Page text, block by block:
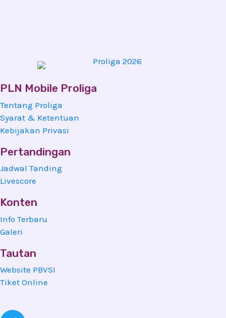
PLN Mobile Proliga
Tentang Proliga
Syarat & Ketentuan
Kebijakan Privasi
Pertandingan
Jadwal Tanding
Livescore
Konten
Info Terbaru
Galeri
Tautan
Website PBVSI
Tiket Online